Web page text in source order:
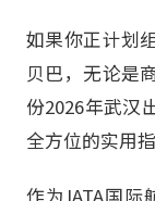
如果你正计划
贝巴，无论是
份2026年武汉
全方位的实用指
作为IATA国际